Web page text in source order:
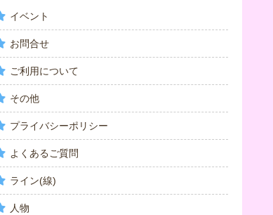
イベント
お問合せ
ご利用について
その他
プライバシーポリシー
よくあるご質問
ライン(線)
人物